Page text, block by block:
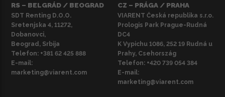
RS – BELGRÁD / BEOGRAD
SDT Renting D.O.O.
Sretenjska 4, 11272,
Dobanovci,
Beograd, Srbija
Telefon: +381 62 425 888
E-mail:
marketing@viarent.com
CZ – PRÁGA / PRAHA
VIARENT Česká republika s.r.o.
Prologis Park Prague-Rudná
DC4
K Vypichu 1086, 252 19 Rudná u
Prahy, Csehország
Telefon: +420 739 054 384
E-mail:
marketing@viarent.com